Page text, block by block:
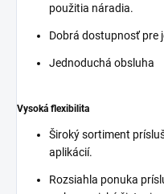
použitia náradia.
Dobrá dostupnosť pre
Jednoduchá obsluha
Vysoká flexibilita
Široký sortiment
aplikácií.
Rozsiahla ponuka